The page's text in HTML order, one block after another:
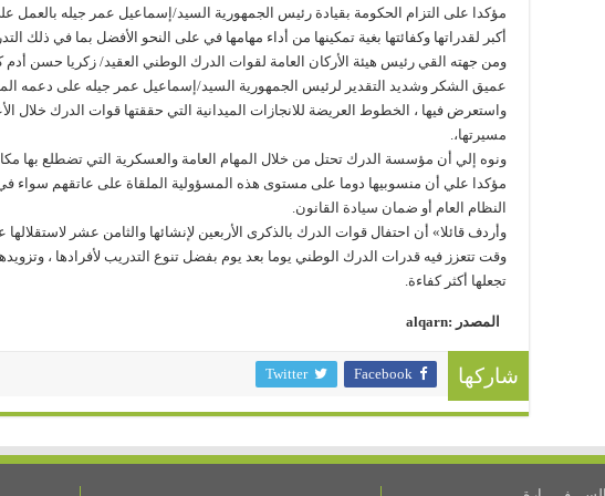
مؤكدا على التزام الحكومة بقيادة رئيس الجمهورية السيد/إسماعيل عمر جيله بالعمل
أكبر لقدراتها وكفائتها بغية تمكينها من أداء مهامها في على النحو الأفضل بما في ذلك
ومن جهته القي رئيس هيئة الأركان العامة لقوات الدرك الوطني العقيد/ زكريا حسن
عميق الشكر وشديد التقدير لرئيس الجمهورية السيد/إسماعيل عمر جيله على دعمه
مسيرتها،.
ونوه إلي أن مؤسسة الدرك تحتل من خلال المهام العامة والعسكرية التي تضطلع بها
مؤكدا علي أن منسوبيها دوما على مستوى هذه المسؤولية الملقاة على عاتقهم سواء
النظام العام أو ضمان سيادة القانون.
وأردف قائلا» أن احتفال قوات الدرك بالذكرى الأربعين لإنشائها والثامن عشر
وقت تتعزز فيه قدرات الدرك الوطني يوما بعد يوم بفضل تنوع التدريب لأفرادها ،
تجعلها أكثر كفاءة.
المصدر :alqarn
شاركها Facebook
Twitter